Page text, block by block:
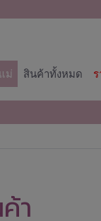
ม่ สินค้าทั้งหมด
า